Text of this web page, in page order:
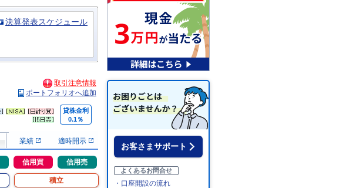
決算発表スケジュール
取引注意情報
ポートフォリオへ追加
貸株金利
0.1％
業績 適時開示
信用買 信用売
積立
お客さまサポート
よくあるお問合せ
・口座開設の流れ